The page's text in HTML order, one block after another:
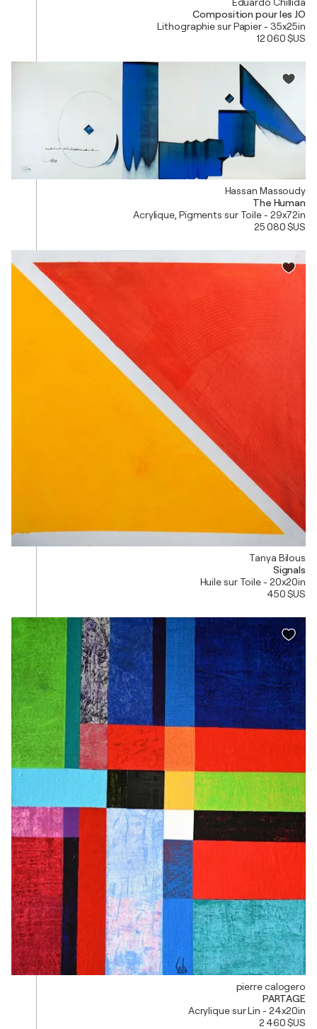
Composition pour les JO
Lithographie sur Papier - 35x25in
12 060 $US
Hassan Massoudy
The Human
Acrylique, Pigments sur Toile - 29x72in
25 080 $US
Tanya Bilous
Signals
Huile sur Toile - 20x20in
450 $US
pierre calogero
PARTAGE
Acrylique sur Lin - 24x20in
2 460 $US